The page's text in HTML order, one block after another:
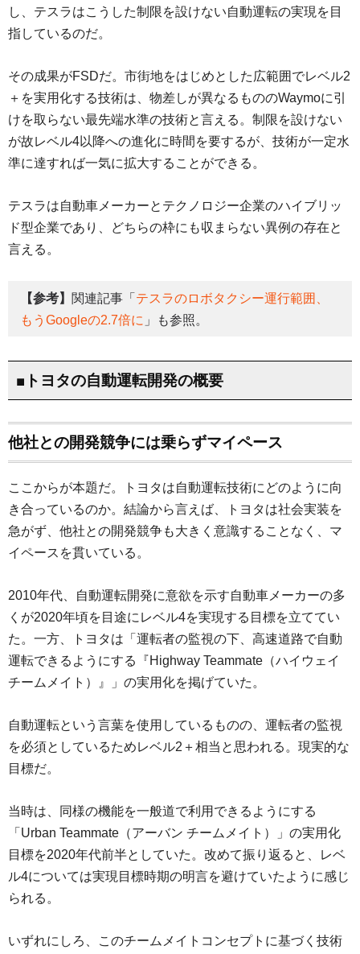
し、テスラはこうした制限を設けない自動運転の実現を目
指しているのだ。
その成果がFSDだ。市街地をはじめとした広範囲でレベル2
＋を実用化する技術は、物差しが異なるもののWaymoに引
けを取らない最先端水準の技術と言える。制限を設けない
が故レベル4以降への進化に時間を要するが、技術が一定水
準に達すれば一気に拡大することができる。
テスラは自動車メーカーとテクノロジー企業のハイブリッ
ド型企業であり、どちらの枠にも収まらない異例の存在と
言える。
【参考】 関連記事「 テスラのロボタクシー運行範囲、
もうGoogleの2.7倍に 」も参照。
■トヨタの自動運転開発の概要
他社との開発競争には乗らずマイペース
ここからが本題だ。トヨタは自動運転技術にどのように向
き合っているのか。結論から言えば、トヨタは社会実装を
急がず、他社との開発競争も大きく意識することなく、マ
イペースを貫いている。
2010年代、自動運転開発に意欲を示す自動車メーカーの多
くが2020年頃を目途にレベル4を実現する目標を立ててい
た。一方、トヨタは「運転者の監視の下、高速道路で自動
運転できるようにする『Highway Teammate（ハイウェイ
チームメイト）』」の実用化を掲げていた。
自動運転という言葉を使用しているものの、運転者の監視
を必須としているためレベル2＋相当と思われる。現実的な
目標だ。
当時は、同様の機能を一般道で利用できるようにする
「Urban Teammate（アーバン チームメイト）」の実用化
目標を2020年代前半としていた。改めて振り返ると、レベ
ル4については実現目標時期の明言を避けていたように感じ
られる。
いずれにしろ、このチームメイトコンセプトに基づく技術